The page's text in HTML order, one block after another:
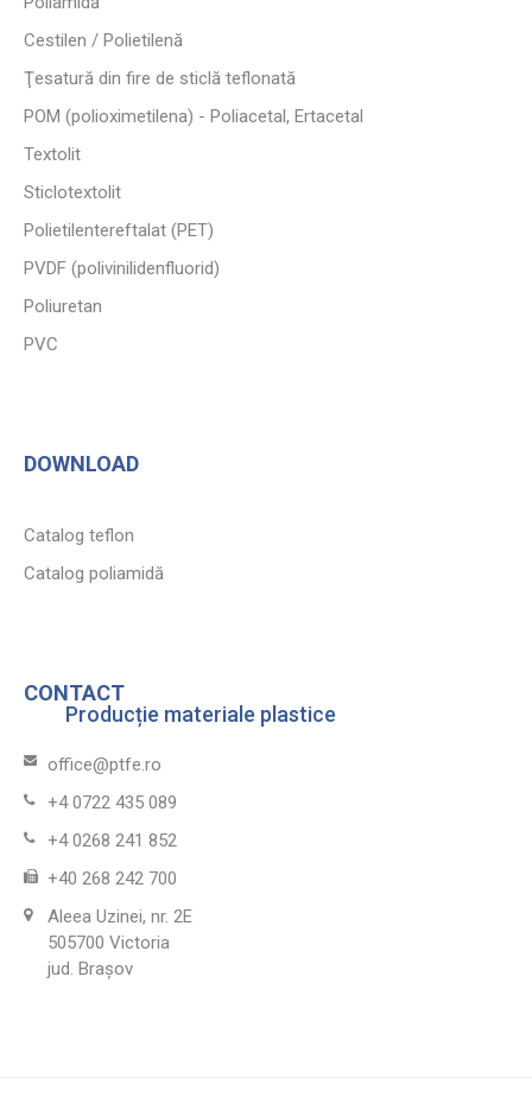
Producție materiale plastice
Cestilen / Polietilenă
Ţesatură din fire de sticlă teflonată
POM (polioximetilena) - Poliacetal, Ertacetal
Textolit
Sticlotextolit
Polietilentereftalat (PET)
PVDF (polivinilidenfluorid)
Poliuretan
PVC
DOWNLOAD
Catalog teflon
Catalog poliamidă
CONTACT
office@ptfe.ro
+4 0722 435 089
+4 0268 241 852
+40 268 242 700
Aleea Uzinei, nr. 2E
505700 Victoria
jud. Brașov